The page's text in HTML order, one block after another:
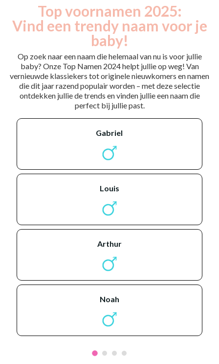
Top voornamen 2025:
Vind een trendy naam voor je
baby!
Op zoek naar een naam die helemaal van nu is voor jullie
baby? Onze Top Namen 2024 helpt jullie op weg! Van
vernieuwde klassiekers tot originele nieuwkomers en namen
die dit jaar razend populair worden – met deze selectie
ontdekken jullie de trends en vinden jullie een naam die
perfect bij jullie past.
gabriel
louis
arthur
noah